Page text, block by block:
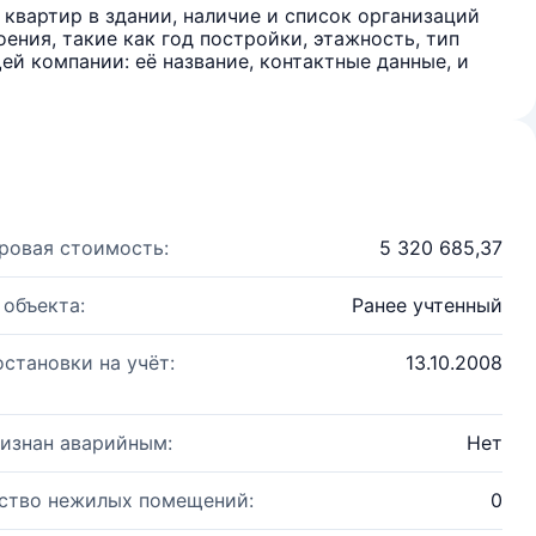
в здании, наличие и список организаций
такие как год постройки, этажность, тип
компании: её название, контактные данные, и
стоимость: 5 320 685,37
Ранее учтенный
на учёт: 13.10.2008
аварийным: Нет
нежилых помещений: 0